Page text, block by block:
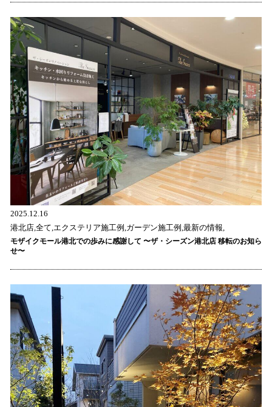
2025.12.16
港北店,全て,エクステリア施工例,ガーデン施工例,最新の情報,
モザイクモール港北での歩みに感謝して 〜ザ・シーズン港北店 移転のお知ら
せ〜